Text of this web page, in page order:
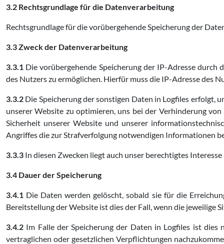
3.2 Rechtsgrundlage für die Datenverarbeitung
Rechtsgrundlage für die vorübergehende Speicherung der
3.3 Zweck der Datenverarbeitung
3.3.1 Die vorübergehende Speicherung der IP-Adresse
des Nutzers zu ermöglichen. Hierfür muss die IP-Adresse des
3.3.2 Die Speicherung der sonstigen Daten in Logfiles erfolgt,
unserer Website zu optimieren, uns bei der Verhinderung
Sicherheit unserer Website und unserer
Angriffes die zur Strafverfolgung notwendigen Informationen
3.3.3 In diesen Zwecken liegt auch unser berechtigtes
3.4 Dauer der Speicherung
3.4.1 Die Daten werden gelöscht, sobald sie für die
Bereitstellung der Website ist dies der Fall, wenn die jeweilige
3.4.2 Im Falle der Speicherung der Daten in Logfiles ist dies
vertraglichen oder gesetzlichen Verpflichtungen